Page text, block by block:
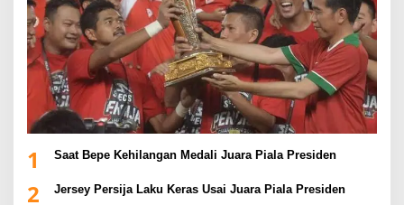
1 Saat Bepe Kehilangan Medali Juara Piala Presiden
2 Jersey Persija Laku Keras Usai Juara Piala Presiden